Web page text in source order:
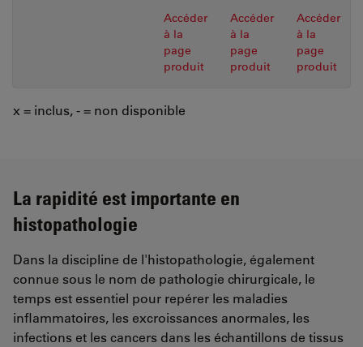
Accéder
à la
page
produit
Accéder
à la
page
produit
Accéder
à la
page
produit
x = inclus, - = non disponible
La rapidité est importante en
histopathologie
Dans la discipline de l'histopathologie, également
connue sous le nom de pathologie chirurgicale, le
temps est essentiel pour repérer les maladies
inflammatoires, les excroissances anormales, les
infections et les cancers dans les échantillons de tissus